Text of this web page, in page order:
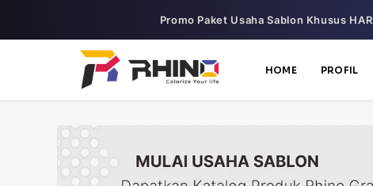
Promo Paket Usaha Sablon Khusus
HOME PROFIL